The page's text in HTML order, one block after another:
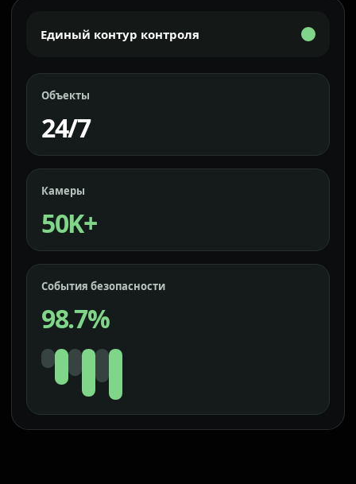
Единый контур контроля
Объекты
24/7
Камеры
50K+
События безопасности
98.7%